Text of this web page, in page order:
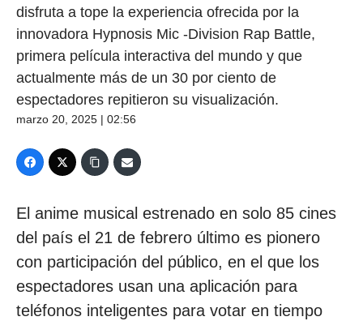
disfruta a tope la experiencia ofrecida por la
innovadora Hypnosis Mic -Division Rap Battle,
primera película interactiva del mundo y que
actualmente más de un 30 por ciento de
espectadores repitieron su visualización.
marzo 20, 2025 | 02:56
El anime musical estrenado en solo 85 cines
del país el 21 de febrero último es pionero
con participación del público, en el que los
espectadores usan una aplicación para
teléfonos inteligentes para votar en tiempo